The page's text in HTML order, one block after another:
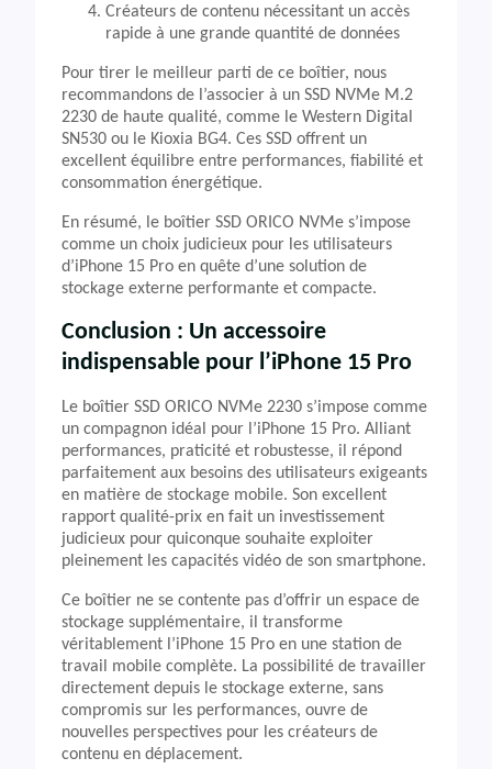
Créateurs de contenu nécessitant un accès
rapide à une grande quantité de données
Pour tirer le meilleur parti de ce boîtier, nous
recommandons de l’associer à un SSD NVMe M.2
2230 de haute qualité, comme le Western Digital
SN530 ou le Kioxia BG4. Ces SSD offrent un
excellent équilibre entre performances, fiabilité et
consommation énergétique.
En résumé, le boîtier SSD ORICO NVMe s’impose
comme un choix judicieux pour les utilisateurs
d’iPhone 15 Pro en quête d’une solution de
stockage externe performante et compacte.
Conclusion : Un accessoire
indispensable pour l’iPhone 15 Pro
Le boîtier SSD ORICO NVMe 2230 s’impose comme
un compagnon idéal pour l’iPhone 15 Pro. Alliant
performances, praticité et robustesse, il répond
parfaitement aux besoins des utilisateurs exigeants
en matière de stockage mobile. Son excellent
rapport qualité-prix en fait un investissement
judicieux pour quiconque souhaite exploiter
pleinement les capacités vidéo de son smartphone.
Ce boîtier ne se contente pas d’offrir un espace de
stockage supplémentaire, il transforme
véritablement l’iPhone 15 Pro en une station de
travail mobile complète. La possibilité de travailler
directement depuis le stockage externe, sans
compromis sur les performances, ouvre de
nouvelles perspectives pour les créateurs de
contenu en déplacement.